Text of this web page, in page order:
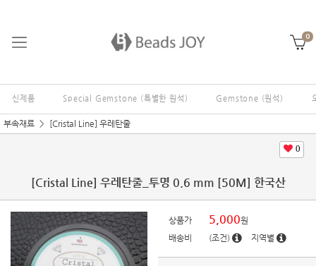
0
신제품 Special Gemstone (특별한 원석) Gemstone (원석)
부속재료 [Cristal Line] 우레탄줄
0
[Cristal Line] 우레탄줄_투명 0.6 mm [50M] 한국산
상품가 5,000원
배송비
(조건) 지역별